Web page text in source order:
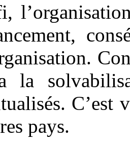
la
C’est
pays.